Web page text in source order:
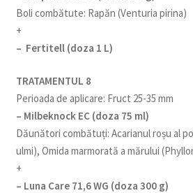
Boli combătute: Rapăn (Venturia pirina)
+
– Fertitell (doza 1 L)
TRATAMENTUL 8
Perioada de aplicare: Fruct 25-35 mm
– Milbeknock EC (doza 75 ml)
Dăunători combătuți: Acarianul roșu al
ulmi), Omida marmorată a mărului
+
– Luna Care 71,6 WG (doza 300 g)